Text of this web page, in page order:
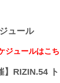
ュール
ジュールはこち
】RIZIN.54